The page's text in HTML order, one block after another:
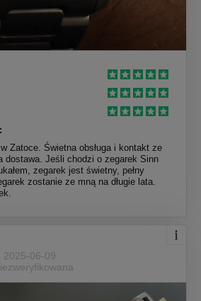
Zatoce. Świetna obsługa i kontakt ze
dostawa. Jeśli chodzi o zegarek Sinn
zegarek jest świetny, pełny
zostanie ze mną na długie lata.
2025-06-09